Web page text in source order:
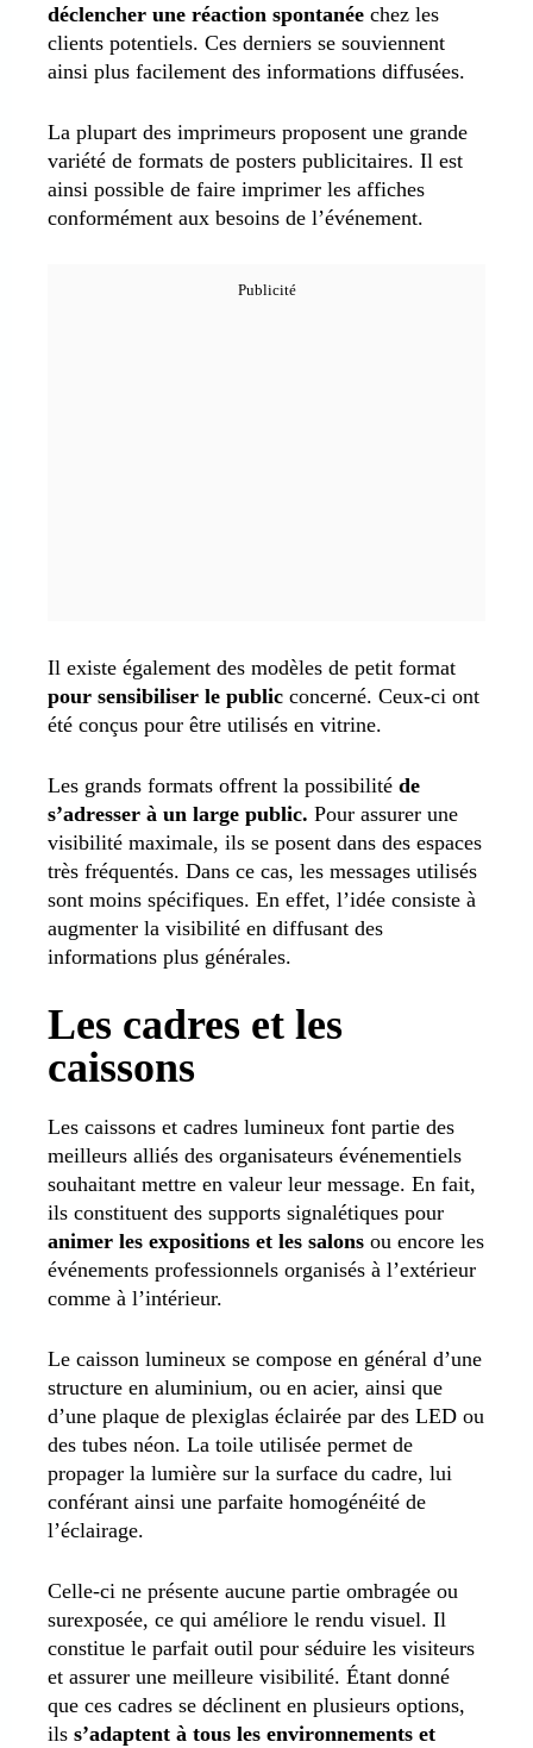
déclencher une réaction spontanée chez les
clients potentiels. Ces derniers se souviennent
ainsi plus facilement des informations diffusées.
La plupart des imprimeurs proposent une grande
variété de formats de posters publicitaires. Il est
ainsi possible de faire imprimer les affiches
conformément aux besoins de l’événement.
Il existe également des modèles de petit format
pour sensibiliser le public concerné. Ceux-ci ont
été conçus pour être utilisés en vitrine.
Les grands formats offrent la possibilité de
s’adresser à un large public. Pour assurer une
visibilité maximale, ils se posent dans des espaces
très fréquentés. Dans ce cas, les messages utilisés
sont moins spécifiques. En effet, l’idée consiste à
augmenter la visibilité en diffusant des
informations plus générales.
Les cadres et les
caissons
Les caissons et cadres lumineux font partie des
meilleurs alliés des organisateurs événementiels
souhaitant mettre en valeur leur message. En fait,
ils constituent des supports signalétiques pour
animer les expositions et les salons ou encore les
événements professionnels organisés à l’extérieur
comme à l’intérieur.
Le caisson lumineux se compose en général d’une
structure en aluminium, ou en acier, ainsi que
d’une plaque de plexiglas éclairée par des LED ou
des tubes néon. La toile utilisée permet de
propager la lumière sur la surface du cadre, lui
conférant ainsi une parfaite homogénéité de
l’éclairage.
Celle-ci ne présente aucune partie ombragée ou
surexposée, ce qui améliore le rendu visuel. Il
constitue le parfait outil pour séduire les visiteurs
et assurer une meilleure visibilité. Étant donné
que ces cadres se déclinent en plusieurs options,
ils s’adaptent à tous les environnements et